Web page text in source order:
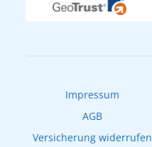
Newsletter
Impressum
AGB
Versicherung widerrufen